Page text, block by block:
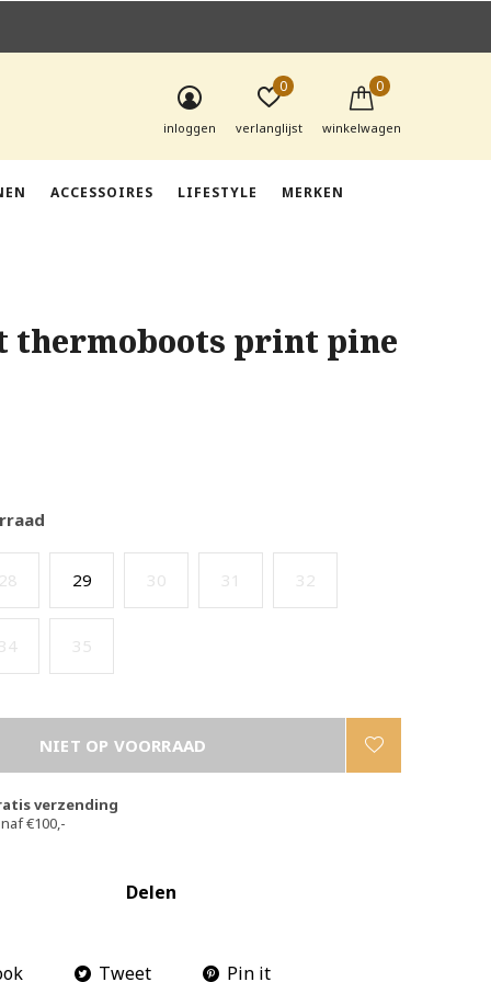
ACCESSOIRES LIFESTYLE MERKEN
inloggen verlanglijst
0
winkelwagen
0
thermoboots print pine
29 30 31 32
35
NIET OP VOORRAAD
verzending
€100,-
Delen
Tweet Pin it